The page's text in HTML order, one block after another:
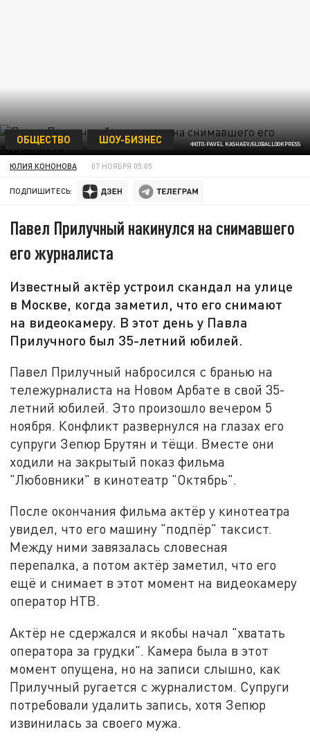
ФОТО:PAVEL KASHAEV/GLOBALLOOKPRESS
ОБЩЕСТВО ШОУ-БИЗНЕС
ЮЛИЯ КОНОНОВА 07 НОЯБРЯ 05:05
ПОДПИШИТЕСЬ:
Павел Прилучный накинулся на снимавшего
его журналиста
Известный актёр устроил скандал на улице
в Москве, когда заметил, что его снимают
на видеокамеру. В этот день у Павла
Прилучного был 35-летний юбилей.
Павел Прилучный набросился с бранью на
тележурналиста на Новом Арбате в свой 35-
летний юбилей. Это произошло вечером 5
ноября. Конфликт развернулся на глазах его
супруги Зепюр Брутян и тёщи. Вместе они
ходили на закрытый показ фильма
"Любовники" в кинотеатр "Октябрь".
После окончания фильма актёр у кинотеатра
увидел, что его машину "подпёр" таксист.
Между ними завязалась словесная
перепалка, а потом актёр заметил, что его
ещё и снимает в этот момент на видеокамеру
оператор НТВ.
Актёр не сдержался и якобы начал "хватать
оператора за грудки". Камера была в этот
момент опущена, но на записи слышно, как
Прилучный ругается с журналистом. Супруги
потребовали удалить запись, хотя Зепюр
извинилась за своего мужа.